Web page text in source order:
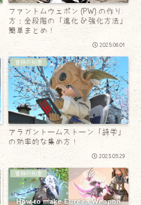
ファントムウェポン (PW) の作り
方：全段階の「進化 & 強化方法」
簡単まとめ！
2025.06.01
冒険の知恵
アラガントームストーン「詩学」
の効率的な集め方！
2023.05.29
冒険の知恵